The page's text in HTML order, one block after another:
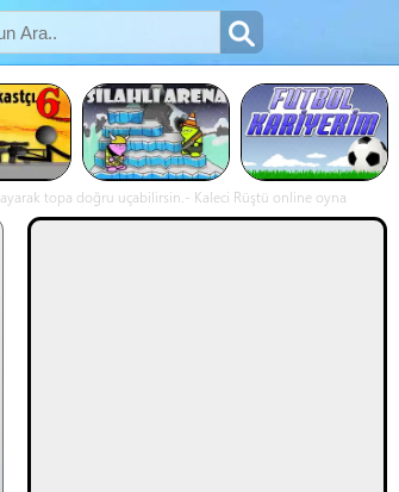
topa doğru uçabilirsin.- Kaleci Rüştü online oyna